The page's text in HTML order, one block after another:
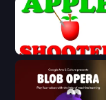
Apple Shooter